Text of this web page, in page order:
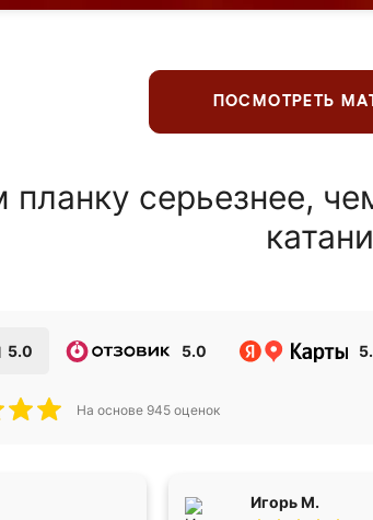
ПОСМОТРЕТЬ
серьезнее,
5.0 5.0
На основе 945 оценок
Игорь М.